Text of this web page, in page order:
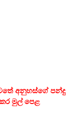
අනුහස්ගේ පන්දු
මුල් පෙළ